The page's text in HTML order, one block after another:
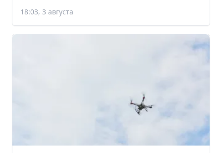
18:03, 3 августа